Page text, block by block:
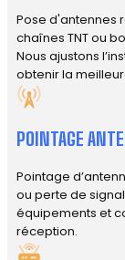
Pose d'antennes
chaînes TNT ou
Nous ajustons
obtenir la
POINTAGE
Pointage
ou perte de
équipements et
réception.